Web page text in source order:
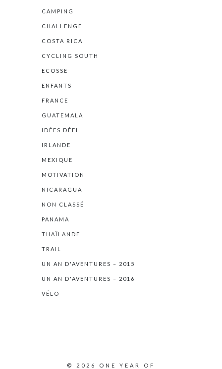
CAMPING
CHALLENGE
COSTA RICA
CYCLING SOUTH
ECOSSE
ENFANTS
FRANCE
GUATEMALA
IDÉES DÉFI
IRLANDE
MEXIQUE
MOTIVATION
NICARAGUA
NON CLASSÉ
PANAMA
THAÏLANDE
TRAIL
UN AN D'AVENTURES – 2015
UN AN D'AVENTURES – 2016
VÉLO
© 2026 ONE YEAR OF